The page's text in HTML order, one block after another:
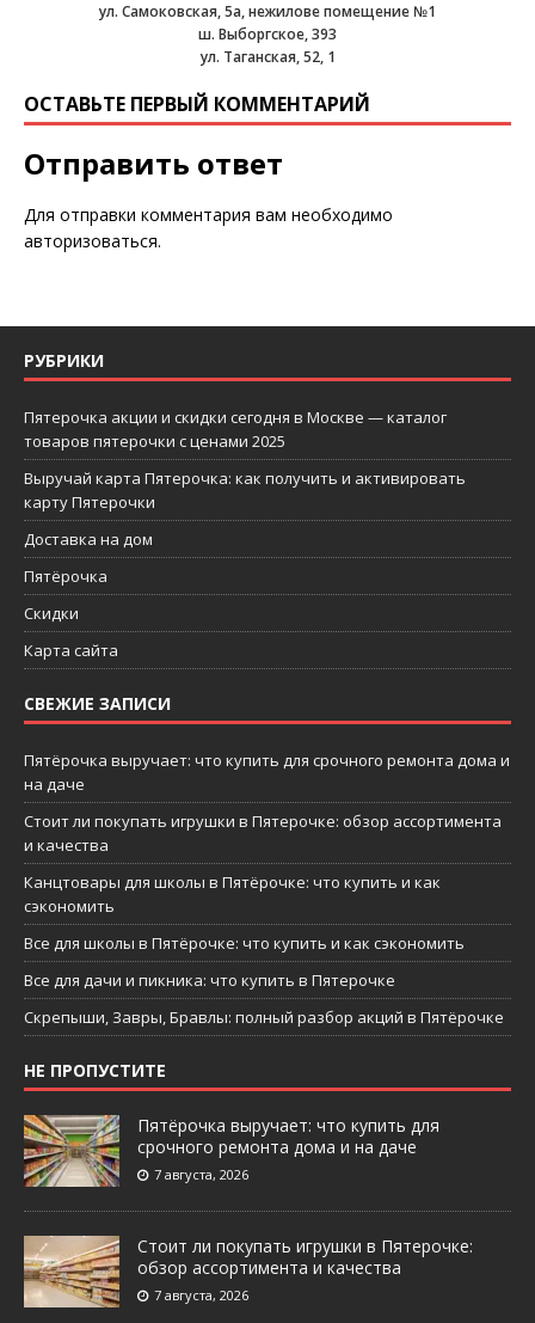
ул. Самоковская, 5а, нежилове помещение №1
ш. Выборгское, 393
ул. Таганская, 52, 1
ОСТАВЬТЕ ПЕРВЫЙ КОММЕНТАРИЙ
Отправить ответ
Для отправки комментария вам необходимо
авторизоваться.
РУБРИКИ
Пятерочка акции и скидки сегодня в Москве — каталог
товаров пятерочки с ценами 2025
Выручай карта Пятерочка: как получить и активировать
карту Пятерочки
Доставка на дом
Пятёрочка
Скидки
Карта сайта
СВЕЖИЕ ЗАПИСИ
Пятёрочка выручает: что купить для срочного ремонта дома и
на даче
Стоит ли покупать игрушки в Пятерочке: обзор ассортимента
и качества
Канцтовары для школы в Пятёрочке: что купить и как
сэкономить
Все для школы в Пятёрочке: что купить и как сэкономить
Все для дачи и пикника: что купить в Пятерочке
Скрепыши, Завры, Бравлы: полный разбор акций в Пятёрочке
НЕ ПРОПУСТИТЕ
Пятёрочка выручает: что купить для
срочного ремонта дома и на даче
7 августа, 2026
Стоит ли покупать игрушки в Пятерочке:
обзор ассортимента и качества
7 августа, 2026